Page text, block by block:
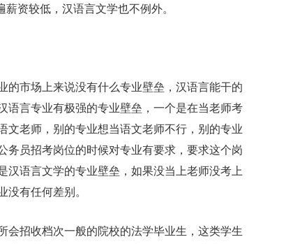
资较低，汉语言文学也不例外。
的市场上来说没有什么专业壁垒，汉语言能干的
语言专业有极强的专业壁垒，一个是在当老师考
文老师，别的专业想当语文老师不行，别的专业
务员招考岗位的时候对专业有要求，要求这个岗
汉语言文学的专业壁垒，如果没当上老师没考上
没有任何差别。
会招收档次一般的院校的法学毕业生，这类学生